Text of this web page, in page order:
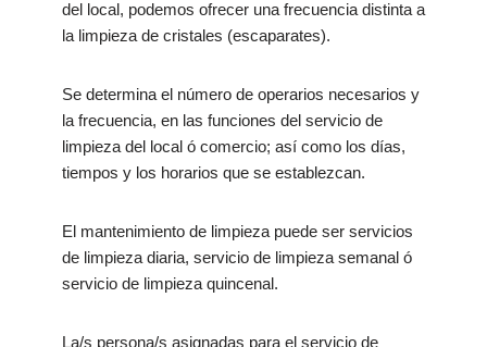
del local, podemos ofrecer una frecuencia distinta a
la limpieza de cristales (escaparates).
Se determina el número de operarios necesarios y
la frecuencia, en las funciones del servicio de
limpieza del local ó comercio; así como los días,
tiempos y los horarios que se establezcan.
El mantenimiento de limpieza puede ser servicios
de limpieza diaria, servicio de limpieza semanal ó
servicio de limpieza quincenal.
La/s persona/s asignadas para el servicio de